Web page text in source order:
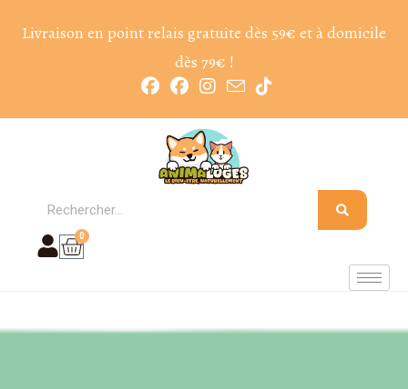
Livraison en point relais gratuite dès 59€ et à domicile
dès 79€ !
0